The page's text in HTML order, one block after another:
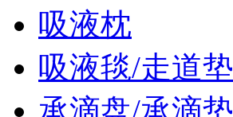
吸液枕
吸液毯/走道垫